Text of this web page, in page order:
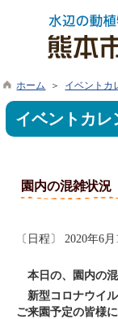
ホーム ＞ イベントカ
イベントカレ
園内の混雑状況
〔日程〕 2020年6月
本日の、園内の
新型コロナウイル
ご来園予定の皆様